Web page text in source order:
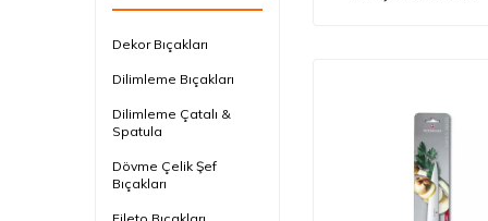
Dekor Bıçakları
Dilimleme Bıçakları
Dilimleme Çatalı &
Spatula
Dövme Çelik Şef
Bıçakları